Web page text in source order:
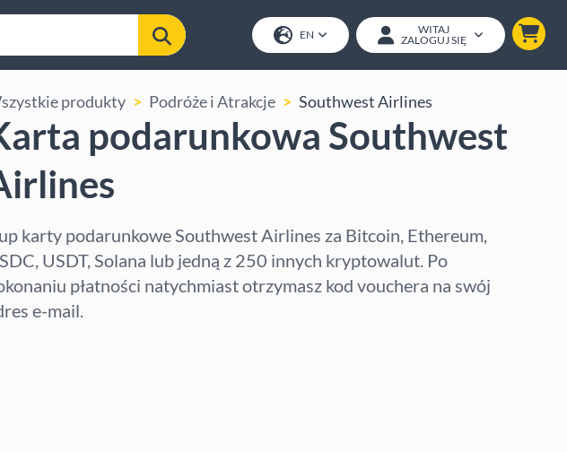
EN
WITAJ
ZALOGUJ SIĘ
produkty Podróże i Atrakcje Southwest Airlines
podarunkowa Southwest
karty podarunkowe Southwest Airlines za Bitcoin, Ethereum,
USDT, Solana lub jedną z 250 innych kryptowalut. Po
płatności natychmiast otrzymasz kod vouchera na swój
e-mail.